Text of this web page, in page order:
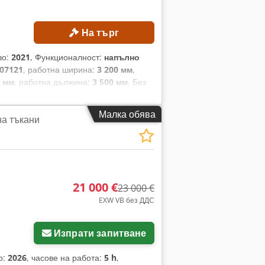
На търг
2021, Функционалност: напълно
, работна ширина: 3 200 мм,
мм, работна дължина: 3 500 мм, Без
цена! ТЕХНИЧЕСКИ ДАННИ
материали за етикети, текстил,
рязане на текстил. Работна
скорост: 1500 мм/с. ДЕТАЙЛИ
V. Честота на мрежата: 50/60 Hz.
с щифт - Камерна система -
с компютър и софтуер
Малка обява
тъкани
21 000 €23 000 €
EXW VB без ДДС
Изпрати запитване
2026, часове на работа: 5 h,